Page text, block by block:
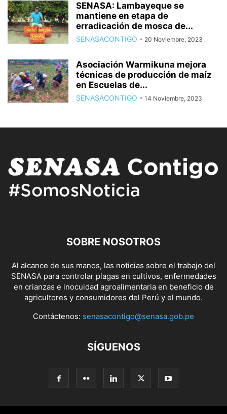
SENASA: Lambayeque se
mantiene en etapa de
erradicación de mosca de...
SENASACONTIGO - 20 Noviembre, 2023
Asociación Warmikuna mejora
técnicas de producción de maíz
en Escuelas de...
SENASACONTIGO - 14 Noviembre, 2023
SOBRE NOSOTROS
Al alcance de sus manos, las noticias sobre el trabajo del
SENASA para controlar plagas en cultivos, enfermedades
en crianzas e inocuidad agroalimentaria en beneficio de
agricultores y consumidores del Perú y el mundo.
Contáctenos: senasacontigo@senasa.gob.pe
SÍGUENOS